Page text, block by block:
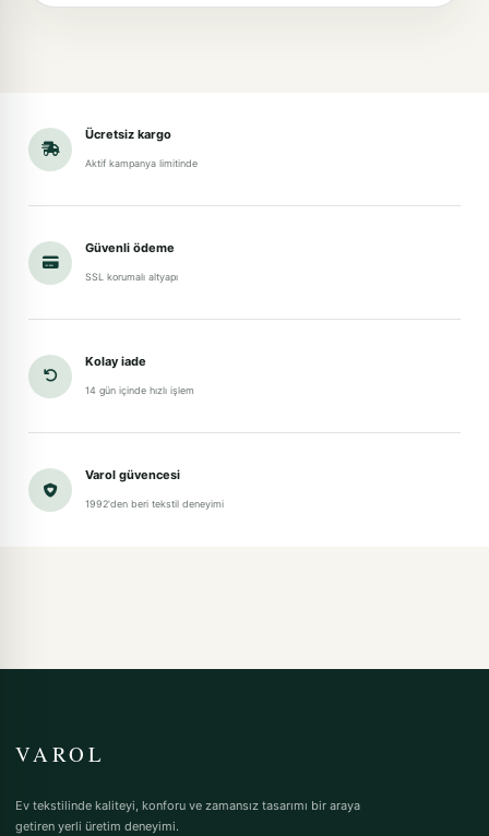
Ücretsiz kargo
Aktif kampanya limitinde
Güvenli ödeme
SSL korumalı altyapı
Kolay iade
14 gün içinde hızlı işlem
Varol güvencesi
1992'den beri tekstil deneyimi
VAROL
Ev tekstilinde kaliteyi, konforu ve zamansız tasarımı bir araya
getiren yerli üretim deneyimi.